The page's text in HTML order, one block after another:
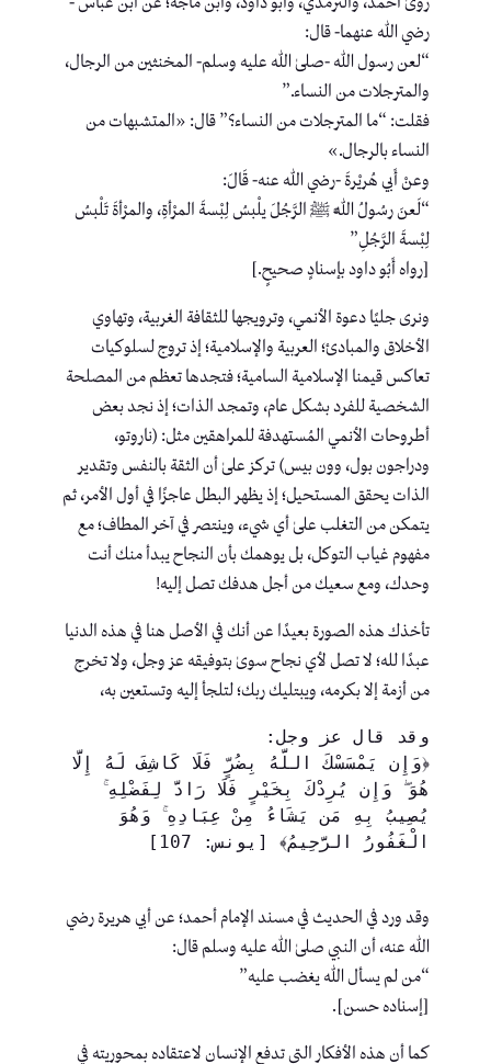
رضي الله عنهما- قال:
“لعن رسول الله -صلىٰ الله عليه وسلم- المخنثين من الرجال،
والمترجلات من النساء.”
فقلت: “ما المترجلات من النساء؟” قال: «المتشبهات من
النساء بالرجال.»
وعنْ أَبي هُريْرةَ -رضي الله عنه- قَالَ:
“لَعنَ رسُولُ اللَّه ﷺ الرَّجُلَ يلْبسُ لِبْسةَ المرْأةِ، والمرْأةَ تَلْبسُ
لِبْسةَ الرَّجُلِ”
[رواه أَبُو داود بإسنادٍ صحيحٍ.]
ونرى جليًا دعوة الأنمي، وترويجها للثقافة الغربية، وتهاوي
الأخلاق والمبادئ؛ العربية والإسلامية؛ إذ تروج لسلوكيات
تعاكس قيمنا الإسلامية السامية؛ فتجدها تعظم من المصلحة
الشخصية للفرد بشكل عام، وتمجد الذات؛ إذ نجد بعض
أطروحات الأنمي المُستهدفة للمراهقين مثل: (ناروتو،
ودراجون بول، وون بيس) تركز علىٰ أن الثقة بالنفس وتقدير
الذات يحقق المستحيل؛ إذ يظهر البطل عاجزًا في أول الأمر، ثم
يتمكن من التغلب علىٰ أي شيء، وينتصر في آخر المطاف؛ مع
مفهوم غياب التوكل، بل يوهمك بأن النجاح يبدأ منك أنت
وحدك، ومع سعيك من أجل هدفك تصل إليه!
تأخذك هذه الصورة بعيدًا عن أنك في الأصل هنا في هذه الدنيا
عبدًا لله؛ لا تصل لأي نجاح سوىٰ بتوفيقه عز وجل، ولا تخرج
من أزمة إلا بكرمه، ويبتليك ربك؛ لتلجأ إليه وتستعين به،
وقد قال عز وجل:
الْغَفُورُ الرَّحِيمُ﴾ [يونس: 107]
وقد ورد في الحديث في مسند الإمام أحمد؛ عن أبي هريرة رضي
الله عنه، أن النبي صلىٰ الله عليه وسلم قال:
“من لم يسأل الله يغضب عليه”
[إسناده حسن].
كما أن هذه الأفكار التي تدفع الإنسان لاعتقاده بمحوريته في